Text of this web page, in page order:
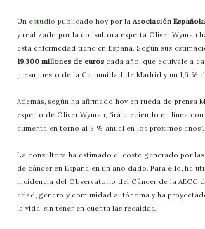
Un estudio publicado hoy por la Asociación
y realizado por la consultora experta Oliver Wyman
esta enfermedad tiene en España. Según sus
19.300 millones de euros cada año, que equivale a
presupuesto de la Comunidad de Madrid y un 1,6 %
Además, según ha afirmado hoy en rueda de prensa
experto de Oliver Wyman, “irá creciendo en línea
aumenta en torno al 3 % anual en los próximos años”.
La consultora ha estimado el coste generado por las
de cáncer en España en un año dado. Para ello, ha
incidencia del Observatorio del Cáncer de la AECC
edad, género y comunidad autónoma y ha
la vida, sin tener en cuenta las recaídas.